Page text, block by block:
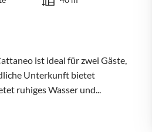
ist ideal für zwei Gäste,
Unterkunft bietet
ruhiges Wasser und...